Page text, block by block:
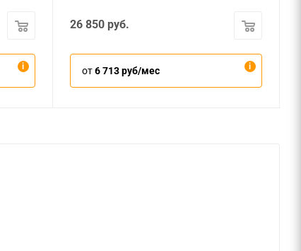
26 850 руб.
от6 713 руб/мес